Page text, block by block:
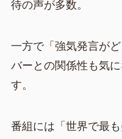
待の声が多数。
一方で「強気発言が
バーとの関係性も気
す。
番組には「世界で最